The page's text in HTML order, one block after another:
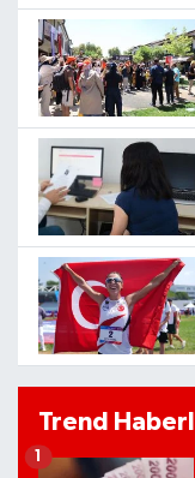
Trend
1